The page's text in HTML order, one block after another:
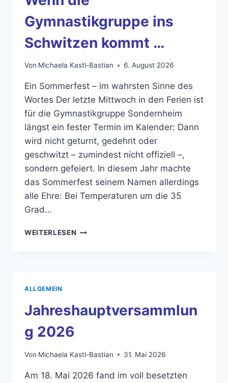
Gymnastikgruppe ins
Schwitzen kommt …
Von Michaela Kastl-Bastian 6. August 2026
Ein Sommerfest – im wahrsten Sinne des
Wortes Der letzte Mittwoch in den Ferien ist
für die Gymnastikgruppe Sondernheim
längst ein fester Termin im Kalender: Dann
wird nicht geturnt, gedehnt oder
geschwitzt – zumindest nicht offiziell –,
sondern gefeiert. In diesem Jahr machte
das Sommerfest seinem Namen allerdings
alle Ehre: Bei Temperaturen um die 35
Grad…
WEITERLESEN WENN
ALLGEMEIN
Jahreshauptversammlun
g 2026
Von Michaela Kastl-Bastian 31. Mai 2026
Am 18. Mai 2026 fand im voll besetzten